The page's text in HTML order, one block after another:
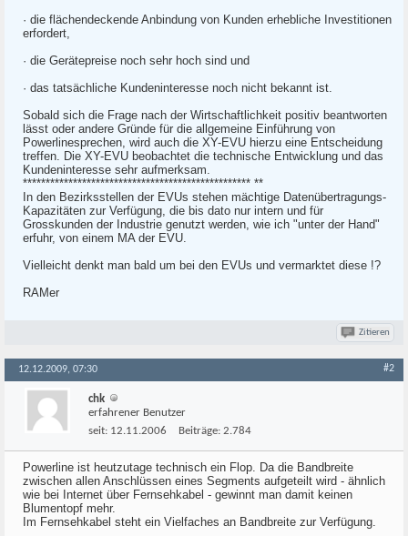
· die flächendeckende Anbindung von Kunden erhebliche Investitionen
erfordert,
· die Gerätepreise noch sehr hoch sind und
· das tatsächliche Kundeninteresse noch nicht bekannt ist.
Sobald sich die Frage nach der Wirtschaftlichkeit positiv beantworten
lässt oder andere Gründe für die allgemeine Einführung von
Powerlinesprechen, wird auch die XY-EVU hierzu eine Entscheidung
treffen. Die XY-EVU beobachtet die technische Entwicklung und das
Kundeninteresse sehr aufmerksam.
************************************************** **
In den Bezirksstellen der EVUs stehen mächtige Datenübertragungs-
Kapazitäten zur Verfügung, die bis dato nur intern und für
Grosskunden der Industrie genutzt werden, wie ich "unter der Hand"
erfuhr, von einem MA der EVU.
Vielleicht denkt man bald um bei den EVUs und vermarktet diese !?
RAMer
Zitieren
12.12.2009, 07:30 #2
chk
erfahrener Benutzer
seit: 12.11.2006 Beiträge: 2.784
Powerline ist heutzutage technisch ein Flop. Da die Bandbreite
zwischen allen Anschlüssen eines Segments aufgeteilt wird - ähnlich
wie bei Internet über Fernsehkabel - gewinnt man damit keinen
Blumentopf mehr.
Im Fernsehkabel steht ein Vielfaches an Bandbreite zur Verfügung.